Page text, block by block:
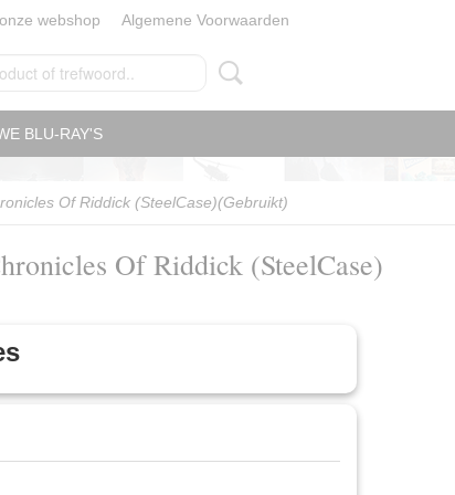
webshop Algemene Voorwaarden
BLU-RAY'S
Of Riddick (SteelCase)(Gebruikt)
Of Riddick (SteelCase)